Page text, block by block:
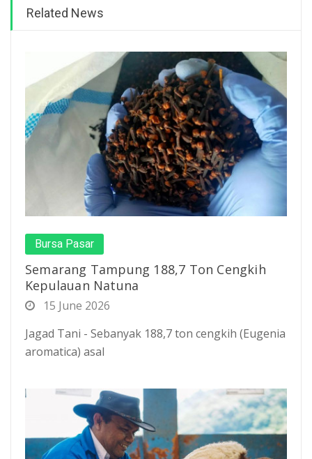
Related News
Bursa Pasar
Semarang Tampung 188,7 Ton Cengkih
Kepulauan Natuna
15 June 2026
Jagad Tani - Sebanyak 188,7 ton cengkih (Eugenia
aromatica) asal